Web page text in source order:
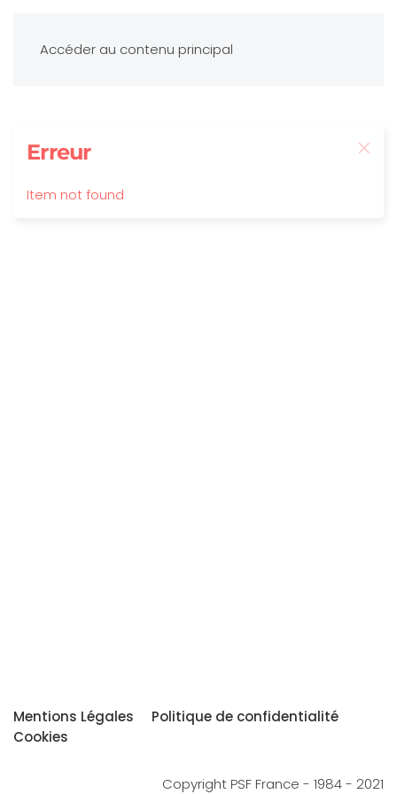
Accéder au contenu principal
Erreur
Item not found
Mentions Légales
Politique de confidentialité
Cookies
Copyright PSF France - 1984 - 2021